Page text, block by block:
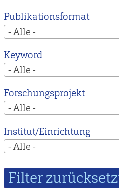
Publikationsformat
- Alle -
Keyword
- Alle -
Forschungsprojekt
- Alle -
Institut/Einrichtung
- Alle -